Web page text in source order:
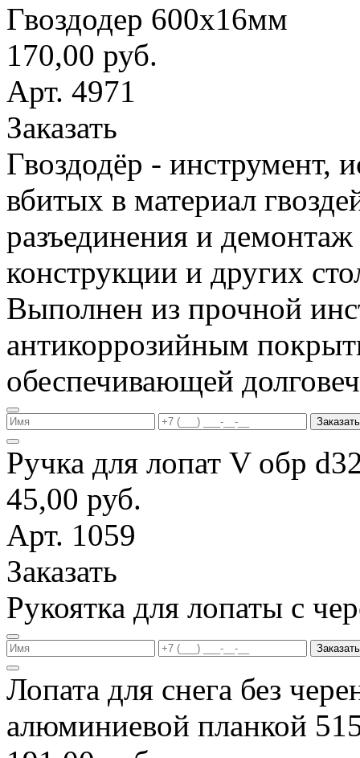
Гвоздодер 600х16мм
170,00 руб.
Арт. 4971
Заказать
Гвоздодёр - инструмент,
вбитых в материал
разъединения и
конструкции и других
Выполнен из прочной
антикоррозийным
обеспечивающей
Заказать
Ручка для лопат V обр
45,00 руб.
Арт. 1059
Заказать
Рукоятка для лопаты с
Заказать
Лопата для снега без
алюминиевой планкой